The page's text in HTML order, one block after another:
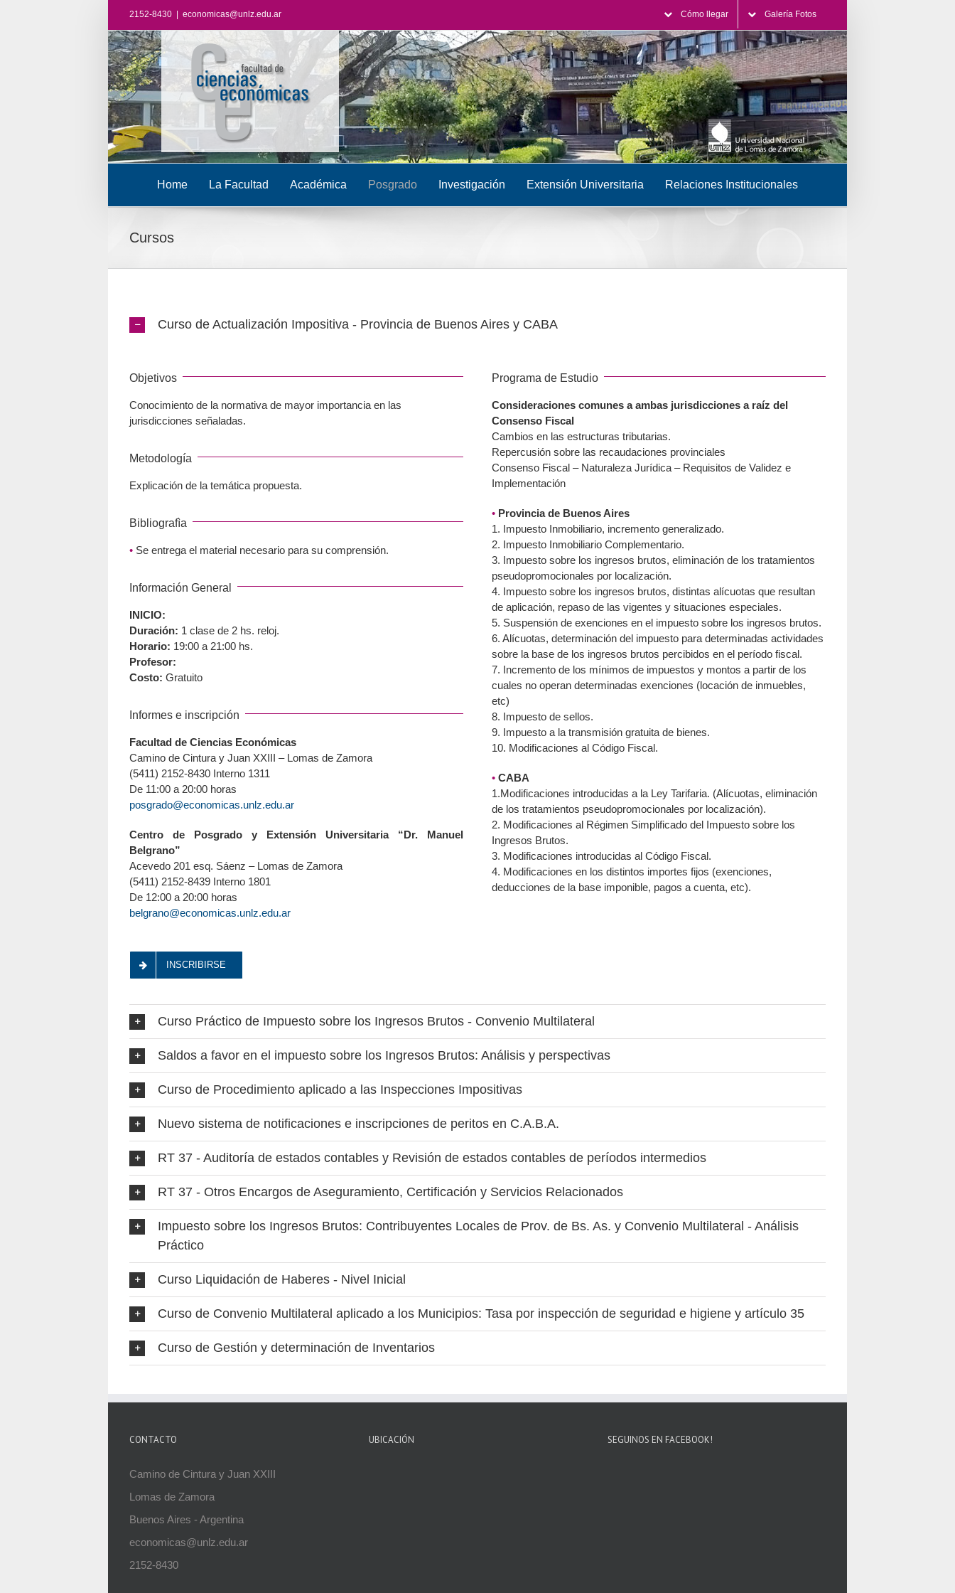
2152-8430 economicas@unlz.edu.ar Cómo llegar Galería Fotos
Home La Facultad Académica Posgrado Investigación Extensión Universitaria Relaciones Institucionales
Cursos
Curso de Actualización Impositiva - Provincia de Buenos Aires y CABA
Objetivos
Conocimiento de la normativa de mayor importancia en las
jurisdicciones señaladas.
Metodología
Explicación de la temática propuesta.
Bibliografìa
• Se entrega el material necesario para su comprensión.
Información General
INICIO:
Duración: 1 clase de 2 hs. reloj.
Horario: 19:00 a 21:00 hs.
Profesor:
Costo: Gratuito
Informes e inscripción
Facultad de Ciencias Económicas
Camino de Cintura y Juan XXIII – Lomas de Zamora
(5411) 2152-8430 Interno 1311
De 11:00 a 20:00 horas
posgrado@economicas.unlz.edu.ar
Centro de Posgrado y Extensión Universitaria “Dr. Manuel
Belgrano”
Acevedo 201 esq. Sáenz – Lomas de Zamora
(5411) 2152-8439 Interno 1801
De 12:00 a 20:00 horas
belgrano@economicas.unlz.edu.ar
INSCRIBIRSE
Programa de Estudio
Consideraciones comunes a ambas jurisdicciones a raíz del
Consenso Fiscal
Cambios en las estructuras tributarias.
Repercusión sobre las recaudaciones provinciales
Consenso Fiscal – Naturaleza Jurídica – Requisitos de Validez e
Implementación
• Provincia de Buenos Aires
1. Impuesto Inmobiliario, incremento generalizado.
2. Impuesto Inmobiliario Complementario.
3. Impuesto sobre los ingresos brutos, eliminación de los tratamientos
pseudopromocionales por localización.
4. Impuesto sobre los ingresos brutos, distintas alícuotas que resultan
de aplicación, repaso de las vigentes y situaciones especiales.
5. Suspensión de exenciones en el impuesto sobre los ingresos brutos.
6. Alícuotas, determinación del impuesto para determinadas actividades
sobre la base de los ingresos brutos percibidos en el período fiscal.
7. Incremento de los mínimos de impuestos y montos a partir de los
cuales no operan determinadas exenciones (locación de inmuebles,
etc)
8. Impuesto de sellos.
9. Impuesto a la transmisión gratuita de bienes.
10. Modificaciones al Código Fiscal.
• CABA
1.Modificaciones introducidas a la Ley Tarifaria. (Alícuotas, eliminación
de los tratamientos pseudopromocionales por localización).
2. Modificaciones al Régimen Simplificado del Impuesto sobre los
Ingresos Brutos.
3. Modificaciones introducidas al Código Fiscal.
4. Modificaciones en los distintos importes fijos (exenciones,
deducciones de la base imponible, pagos a cuenta, etc).
Curso Práctico de Impuesto sobre los Ingresos Brutos - Convenio Multilateral
Saldos a favor en el impuesto sobre los Ingresos Brutos: Análisis y perspectivas
Curso de Procedimiento aplicado a las Inspecciones Impositivas
Nuevo sistema de notificaciones e inscripciones de peritos en C.A.B.A.
RT 37 - Auditoría de estados contables y Revisión de estados contables de períodos intermedios
RT 37 - Otros Encargos de Aseguramiento, Certificación y Servicios Relacionados
Impuesto sobre los Ingresos Brutos: Contribuyentes Locales de Prov. de Bs. As. y Convenio Multilateral - Análisis
Práctico
Curso Liquidación de Haberes - Nivel Inicial
Curso de Convenio Multilateral aplicado a los Municipios: Tasa por inspección de seguridad e higiene y artículo 35
Curso de Gestión y determinación de Inventarios
CONTACTO
Camino de Cintura y Juan XXIII
Lomas de Zamora
Buenos Aires - Argentina
economicas@unlz.edu.ar
2152-8430
UBICACIÓN SEGUINOS EN FACEBOOK!